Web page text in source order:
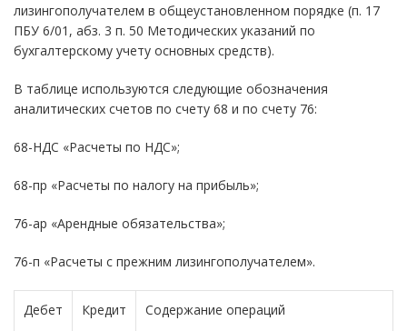
лизингополучателем в общеустановленном порядке (п. 17
ПБУ 6/01, абз. 3 п. 50 Методических указаний по
бухгалтерскому учету основных средств).
В таблице используются следующие обозначения
аналитических счетов по счету 68 и по счету 76:
68-НДС «Расчеты по НДС»;
68-пр «Расчеты по налогу на прибыль»;
76-ар «Арендные обязательства»;
76-п «Расчеты с прежним лизингополучателем».
Дебет Кредит Содержание операций